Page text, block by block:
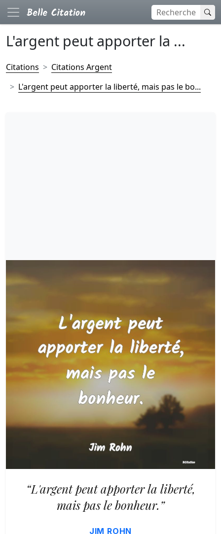
L'argent peut apporter la ...
Citations
Citations Argent
L'argent peut apporter la liberté, mais pas le bo...
“L'argent peut apporter la liberté,
mais pas le bonheur.”
JIM ROHN